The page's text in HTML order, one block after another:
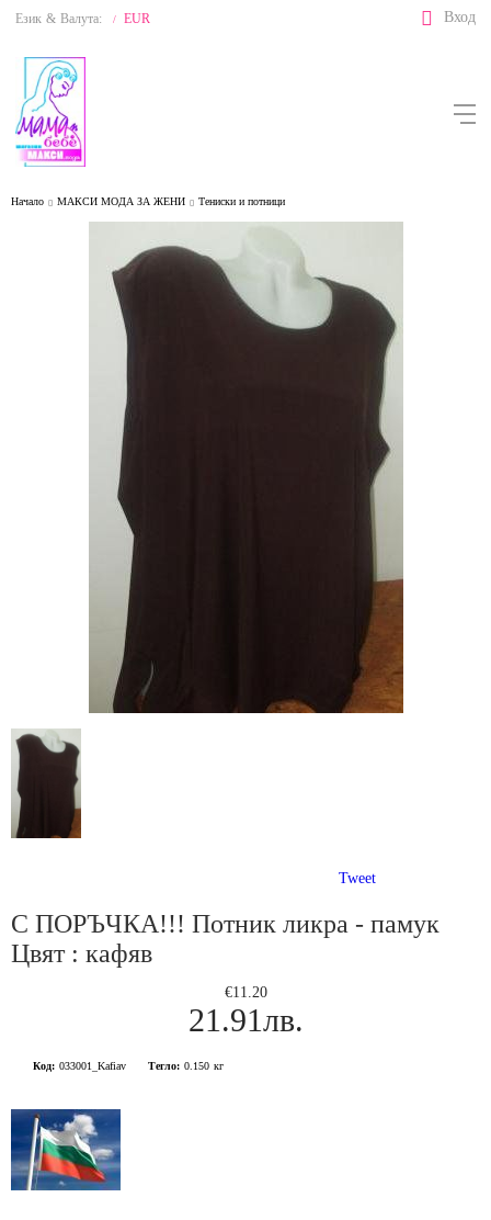
Език & Валута: / EUR Вход
Начало МАКСИ МОДА ЗА ЖЕНИ Тениски и потници
Tweet
С ПОРЪЧКА!!! Потник ликра - памук
Цвят : кафяв
€11.20
21.91лв.
Код: 033001_Kafiav Тегло: 0.150 кг